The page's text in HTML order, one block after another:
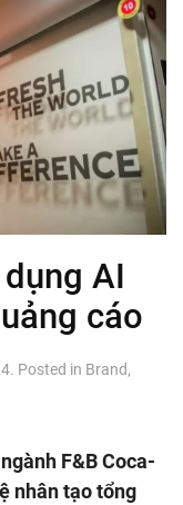
AI
cáo
. Posted in Brand,
F&B Coca-
nhân tạo tổng